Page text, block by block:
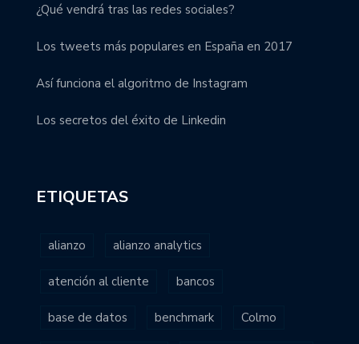
¿Qué vendrá tras las redes sociales?
Los tweets más populares en España en 2017
Así funciona el algoritmo de Instagram
Los secretos del éxito de Linkedin
ETIQUETAS
alianzo alianzo analytics
atención al cliente bancos
base de datos benchmark Colmo